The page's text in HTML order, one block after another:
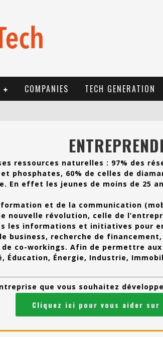
COMPANIES TECH GENERATION
L
A RÉVOLUTION SILENCIEUSE : QUAND LES ENTREPRENEURS AFRICAINS DÉCIDENT DE NE PLUS SE TAIRE
N
EW TO ONLINE SPORTS BETTING? CONSIDER THESE TIPS TO PLAY YOUR FIRST ONLINE SPORTS BETTING SUCCESSFULLY
ressources naturelles : 97% des
et phosphates, 60% de celles de
En effet les jeunes de moins de 25
et de la communication
nouvelle révolution, celle de
les informations et initiatives pour
business, recherche de
co-workings. Afin de permettre
Éducation, Énergie, Industrie,
que vous souhaitez
Cliquez ici pour vous aider